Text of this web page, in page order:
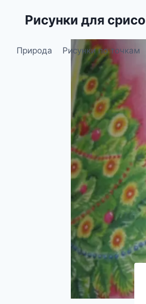
Рисунки для
Природа Рисунки по точкам